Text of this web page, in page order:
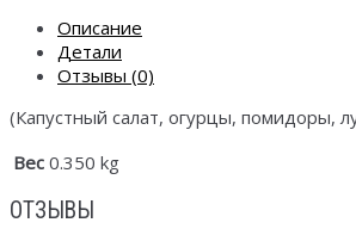
Описание
Детали
Отзывы (0)
(Капустный салат, огурцы, помидоры,
Вес 0.350 kg
ОТЗЫВЫ